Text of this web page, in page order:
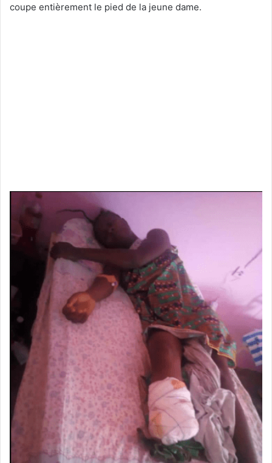
coupe entièrement le pied de la jeune dame.